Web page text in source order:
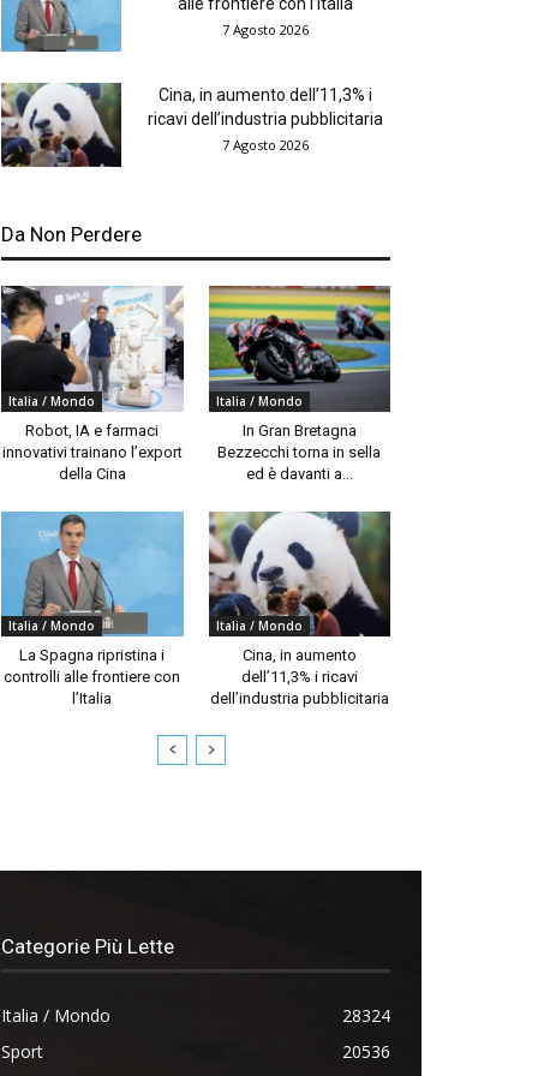
alle frontiere con l’Italia
7 Agosto 2026
Cina, in aumento dell’11,3% i
ricavi dell’industria pubblicitaria
7 Agosto 2026
Da Non Perdere
Italia / Mondo
Robot, IA e farmaci
innovativi trainano l’export
della Cina
Italia / Mondo
In Gran Bretagna
Bezzecchi torna in sella
ed è davanti a...
Italia / Mondo
La Spagna ripristina i
controlli alle frontiere con
l’Italia
Italia / Mondo
Cina, in aumento
dell’11,3% i ricavi
dell’industria pubblicitaria
Categorie Più Lette
Italia / Mondo
28324
Sport
20536